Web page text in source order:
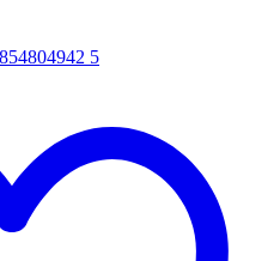
5